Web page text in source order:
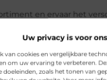
Uw privacy is voor
van cookies en vergelijkbare
om uw ervaring te verbeteren.
doeleinden, zoals het tonen van
en ervaar het
het bedoeld is!